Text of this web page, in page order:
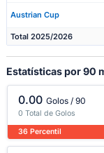
Austrian Cup
Total 2025/2026
Estatísticas por 90
0.00 Golos / 90
0 Total de Golos
36 Percentil